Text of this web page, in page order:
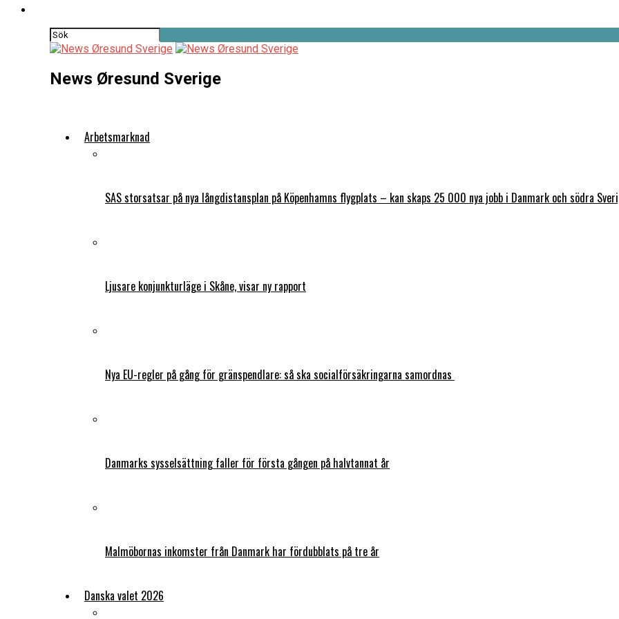
News Øresund Sverige
Arbetsmarknad
SAS storsatsar på nya långdistansplan på Köpenhamns flygplats – kan skaps 25 000 nya jobb i Danmark och södra
Ljusare konjunkturläge i Skåne, visar ny rapport
Nya EU-regler på gång för gränspendlare: så ska socialförsäkringarna samordnas
Danmarks sysselsättning faller för första gången på halvtannat år
Malmöbornas inkomster från Danmark har fördubblats på tre år
Danska valet 2026